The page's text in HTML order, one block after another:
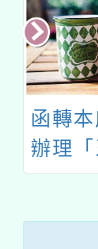
函轉
辦理
氣，
券」
張、